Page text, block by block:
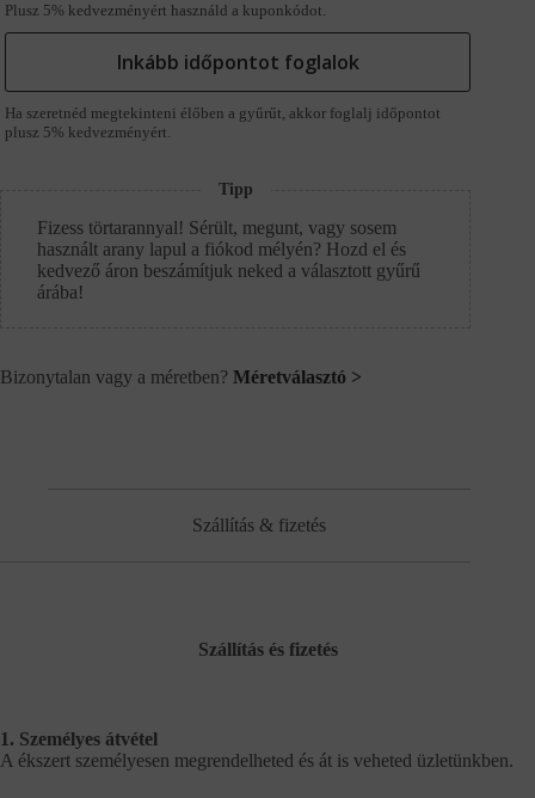
Plusz 5% kedvezményért használd a kuponkódot.
Inkább időpontot foglalok
Ha szeretnéd megtekinteni élőben a gyűrűt, akkor foglalj időpontot
plusz 5% kedvezményért.
Tipp
Fizess törtarannyal! Sérült, megunt, vagy sosem
használt arany lapul a fiókod mélyén? Hozd el és
kedvező áron beszámítjuk neked a választott gyűrű
árába!
Bizonytalan vagy a méretben? Méretválasztó >
Szállítás & fizetés
Szállítás és fizetés
1. Személyes átvétel
A ékszert személyesen megrendelheted és át is veheted üzletünkben.